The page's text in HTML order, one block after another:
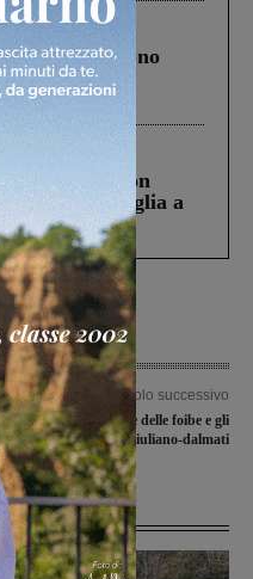
in cui morirono
schianto, il
fra tir....
di Castiglion
ucciso la figlia a
Articolo successivo
Ricordando le vittime delle foibe e gli
esuli giuliano-dalmati